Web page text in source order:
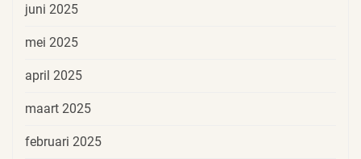
juni 2025
mei 2025
april 2025
maart 2025
februari 2025